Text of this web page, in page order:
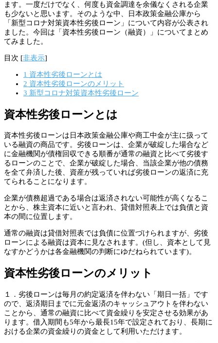
ます。一度だけでなく、何度も資金調達を余儀なくされる企業
も少ないと思います。そのような中、日本政策金融公庫から
「新型コロナ対策資本性劣後ローン」について内容が公表され
ました。今回は「資本性劣後ローン（融資）」についてまとめ
てみました。
目次 [非表示]
1 資本性劣後ローンとは
2 資本性劣後ローンのメリット
3 新型コロナ対策資本性劣後ローン
資本性劣後ローンとは
資本性劣後ローンは日本政策金融公庫や商工中金が主に扱って
いる融資の商品です。劣後ローンは、企業が破綻した場合など
に金融機関が債権回収できる順番が通常の融資と比べて劣後す
るローンのことで、企業が破綻した場合、当該企業が他の債務
を全て弁済した後、資産が残っていれば劣後ローンの返済に充
てられることになります。
企業が債務超過である場合は返済されない可能性が高くなるこ
とから、株主資本に近いと言われ、貸借対照表上では負債と資
本の間に位置します。
通常の融資は貸借対照表では負債に位置づけられますが、劣後
ローンによる融資は資本に見なされます。(但し、資本として見
なすかどうかは各金融機関の判断にゆだねられています)。
資本性劣後ローンのメリット
１．劣後ローンは毎月の約定返済を伴わない「期日一括」です
ので、返済期日までに元金返済のキャッシュアウトを伴わない
ことから、通常の融資に比べて資金繰りを安定させる効果があ
ります。借入期間も5年から最長15年で設定されており、長期に
おける企業の資金繰りの資金として利用いただけます。